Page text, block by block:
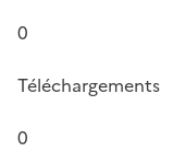
0
Téléchargements
0